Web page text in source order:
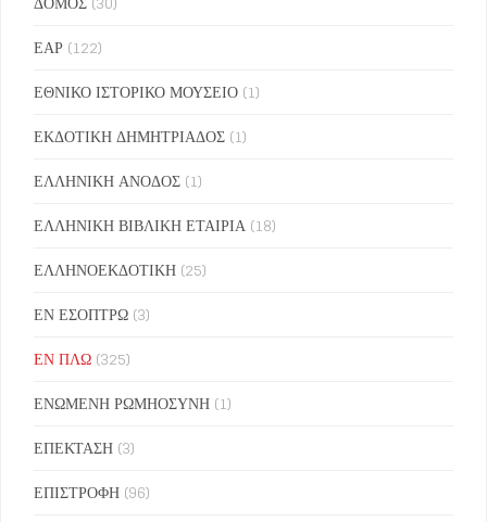
ΕΑΡ (122)
ΕΘΝΙΚΟ ΙΣΤΟΡΙΚΟ ΜΟΥΣΕΙΟ (1)
ΕΚΔΟΤΙΚΗ ΔΗΜΗΤΡΙΑΔΟΣ (1)
ΕΛΛΗΝΙΚΗ ΑΝΟΔΟΣ (1)
ΕΛΛΗΝΙΚΗ ΒΙΒΛΙΚΗ ΕΤΑΙΡΙΑ (18)
ΕΛΛΗΝΟΕΚΔΟΤΙΚΗ (25)
ΕΝ ΕΣΟΠΤΡΩ (3)
ΕΝ ΠΛΩ (325)
ΕΝΩΜΕΝΗ ΡΩΜΗΟΣΥΝΗ (1)
ΕΠΕΚΤΑΣΗ (3)
ΕΠΙΣΤΡΟΦΗ (96)